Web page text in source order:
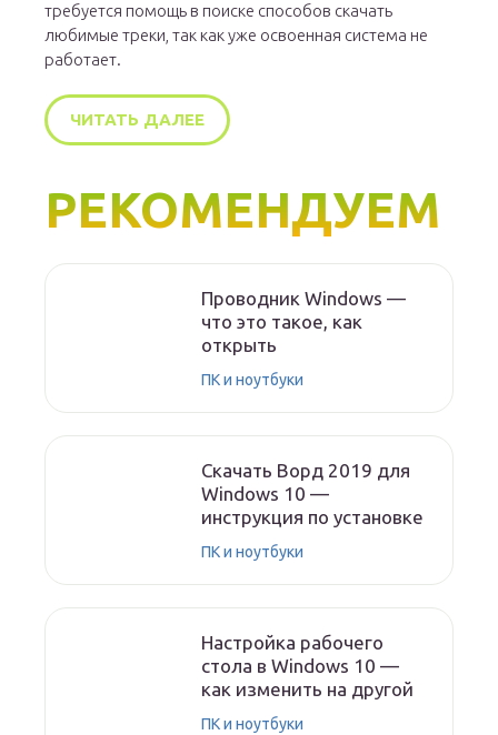
требуется помощь в поиске способов скачать
любимые треки, так как уже освоенная система не
работает.
ЧИТАТЬ ДАЛЕЕ
РЕКОМЕНДУЕМ
Проводник Windows —
что это такое, как
открыть
ПК и ноутбуки
Скачать Ворд 2019 для
Windows 10 —
инструкция по установке
ПК и ноутбуки
Настройка рабочего
стола в Windows 10 —
как изменить на другой
ПК и ноутбуки